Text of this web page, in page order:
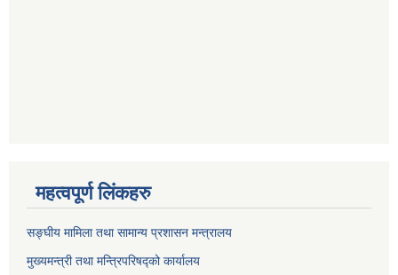
महत्वपूर्ण लिंकहरु
सङ्घीय मामिला तथा सामान्य प्रशासन मन्त्रालय
मुख्यमन्त्री तथा मन्त्रिपरिषद्को कार्यालय